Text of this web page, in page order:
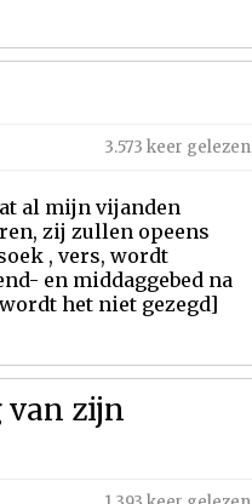
3.573 keer gelezen
al mijn vijanden
zij zullen opeens
, vers, wordt
en middaggebed na
het niet gezegd]
van zijn